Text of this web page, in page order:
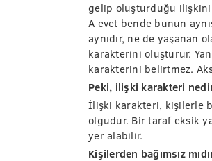
gelip oluşturduğu
A evet bende bunun
aynıdır, ne de yaşanan
karakterini oluşturur.
karakterini belirtmez.
Peki, ilişki karakteri
İlişki karakteri, kişilerle
olgudur. Bir taraf eksik
yer alabilir.
Kişilerden bağımsız